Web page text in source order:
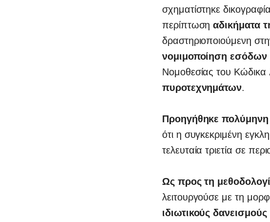
σχηματίστηκε
περίπτωσηαδικήματα
δραστηριοποιούμενη
νομιμοποίηση εσόδων
Νομοθεσίας του Κώδικα
πυροτεχνημάτων.
Προηγήθηκε πολύμηνη
ότι η συγκεκριμένη
τελευταία τριετία σε
Ως προς τη
λειτουργούσε με τη
ιδιωτικούς δανεισμούς